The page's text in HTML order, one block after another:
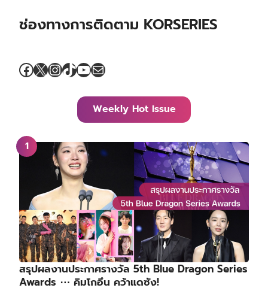
ช่องทางการติดตาม KORSERIES
Facebook
X Instagram
TikTok
YouTube
Mail
Weekly Hot Issue
สรุปผลงานประกาศรางวัล 5th Blue Dragon Series
Awards ⋯ คิมโกอึน คว้าแดซัง!